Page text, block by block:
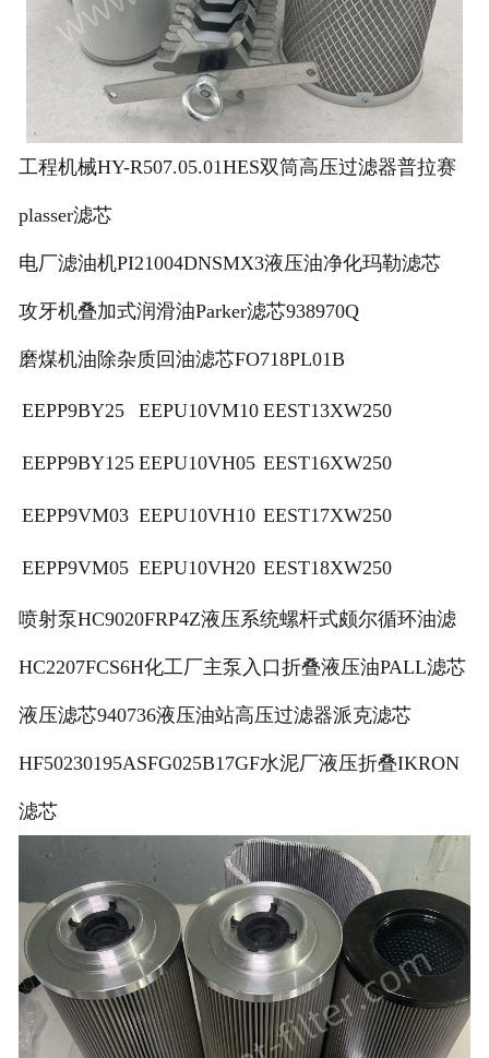
工程机械HY-R507.05.01HES双筒高压过滤器普拉赛
plasser滤芯
电厂滤油机PI21004DNSMX3液压油净化玛勒滤芯
攻牙机叠加式润滑油Parker滤芯938970Q
磨煤机油除杂质回油滤芯FO718PL01B
EEPP9BY25 EEPU10VM10 EEST13XW250
EEPP9BY125 EEPU10VH05 EEST16XW250
EEPP9VM03 EEPU10VH10 EEST17XW250
EEPP9VM05 EEPU10VH20 EEST18XW250
喷射泵HC9020FRP4Z液压系统螺杆式颇尔循环油滤
HC2207FCS6H化工厂主泵入口折叠液压油PALL滤芯
液压滤芯940736液压油站高压过滤器派克滤芯
HF50230195ASFG025B17GF水泥厂液压折叠IKRON
滤芯